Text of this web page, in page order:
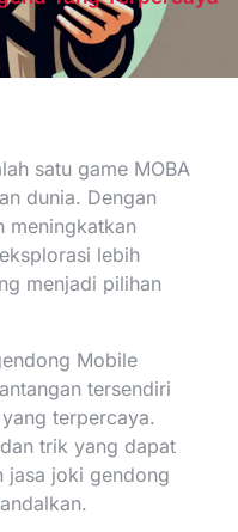
satu game MOBA
dunia. Dengan
meningkatkan
lebih
menjadi pilihan
Mobile
tersendiri
terpercaya.
trik yang dapat
jasa joki gendong